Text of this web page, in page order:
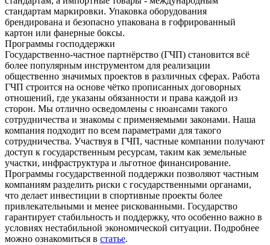
стандартам маркировки. Упаковка оборудования
брендирована и безопасно упакована в гофрированный
картон или фанерные боксы.
Программы господдержки
Государственно-частное партнёрство (ГЧП) становится всё
более популярным инструментом для реализации
общественно значимых проектов в различных сферах. Работа
ГЧП строится на основе чётко прописанных договорных
отношений, где указаны обязанности и права каждой из
сторон. Мы отлично осведомлены с нюансами такого
сотрудничества и знакомы с применяемыми законами. Наша
компания подходит по всем параметрами для такого
сотрудничества. Участвуя в ГЧП, частные компании получают
доступ к государственным ресурсам, таким как земельные
участки, инфраструктура и льготное финансирование.
Программы государственной поддержки позволяют частным
компаниям разделить риски с государственными органами,
что делает инвестиции в спортивные проекты более
привлекательными и менее рискованными. Государство
гарантирует стабильность и поддержку, что особенно важно в
условиях нестабильной экономической ситуации. Подробнее
можно ознакомиться в статье.